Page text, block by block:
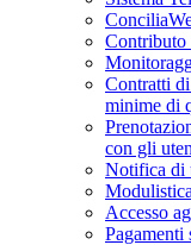
Contributo
Contratti
minime di
con gli
Notifica di
Modulistica
Accesso
Pagamenti